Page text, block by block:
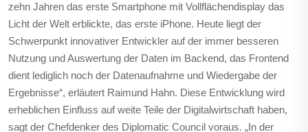
zehn Jahren das erste Smartphone mit Vollflächendisplay das
Licht der Welt erblickte, das erste iPhone. Heute liegt der
Schwerpunkt innovativer Entwickler auf der immer besseren
Nutzung und Auswertung der Daten im Backend, das Frontend
dient lediglich noch der Datenaufnahme und Wiedergabe der
Ergebnisse“, erläutert Raimund Hahn. Diese Entwicklung wird
erheblichen Einfluss auf weite Teile der Digitalwirtschaft haben,
sagt der Chefdenker des Diplomatic Council voraus. „In der